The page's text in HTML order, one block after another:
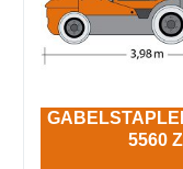
5560 Z